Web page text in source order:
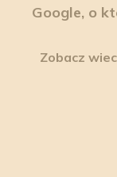
Google, o
Zobacz